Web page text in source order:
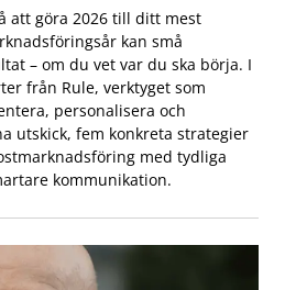
att göra 2026 till ditt mest
kan små
– om du vet var du ska börja. I
från Rule, verktyget som
personalisera och
utskick, fem konkreta strategier
med tydliga
kommunikation.